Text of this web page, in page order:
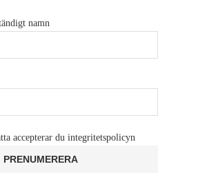
namn
accepterar du integritetspolicyn